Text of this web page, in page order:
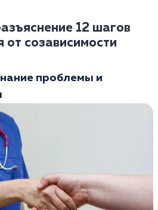
12 шагов
от созависимости
проблемы и